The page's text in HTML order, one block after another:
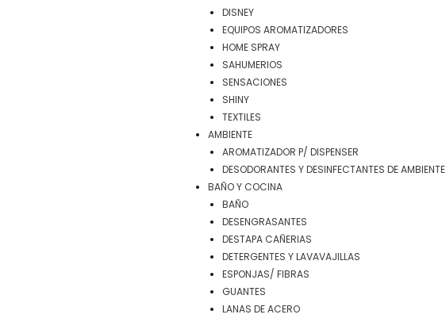
DISNEY
EQUIPOS AROMATIZADORES
HOME SPRAY
SAHUMERIOS
SENSACIONES
SHINY
TEXTILES
AMBIENTE
AROMATIZADOR P/ DISPENSER
DESODORANTES Y DESINFECTANTES DE AMBIENTE
BAÑO Y COCINA
BAÑO
DESENGRASANTES
DESTAPA CAÑERIAS
DETERGENTES Y LAVAVAJILLAS
ESPONJAS/ FIBRAS
GUANTES
LANAS DE ACERO